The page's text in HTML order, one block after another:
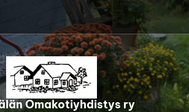
Omakotiyhdistys ry